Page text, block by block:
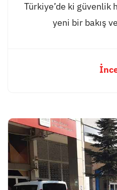
Türkiye’de ki
yeni bir bakış